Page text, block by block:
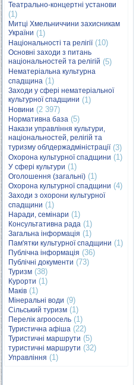
Театрально-концертні установи
(1)
Митці Хмельниччини захисникам
України (1)
Національності та релігії(10)
Основні заходи з питань
національностей та релігій (5)
Нематеріальна культурна
спадщина (1)
Заходи у сфері нематеріальної
культурної спадщини (1)
Новини (2 397)
Нормативна база (5)
Накази управління культури,
національностей, релігій та
туризму облдержадміністрації(3)
Охорона культурної спадщини (1)
У сфері культури (1)
Оголошення (загальні) (1)
Охорона культурної спадщини (4)
Заходи з охорони культурної
спадщини (1)
Наради, семінари (1)
Консультативна рада (1)
Загальна інформація (1)
Пам'ятки культурної спадщини (1)
Публічна інформація (36)
Публічні документи (73)
Туризм (38)
Курорти (1)
Маків (1)
Мінеральні води (9)
Сільський туризм (1)
Перелік агроосель (1)
Туристична афіша (22)
Туристичні маршрути (5)
туристичні маршрути (32)
Управління (1)